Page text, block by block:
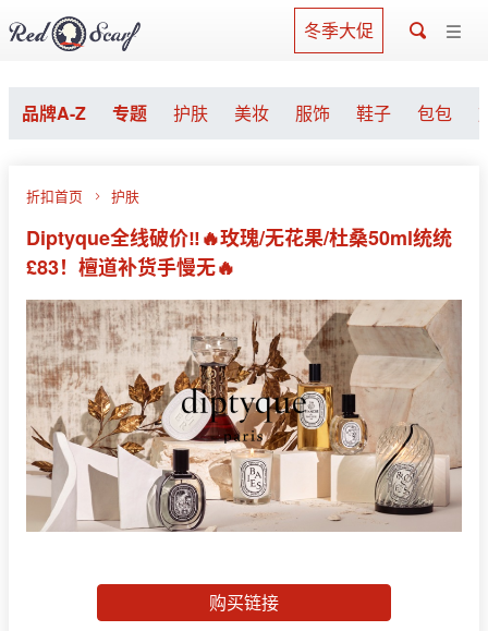
冬季大促
品牌A-Z 专题 护肤 美妆 服饰 鞋子 包包
折扣首页 护肤
Diptyque全线破价‼️🔥玫瑰/无花果/杜桑50ml统统
£83！檀道补货手慢无🔥
购买链接